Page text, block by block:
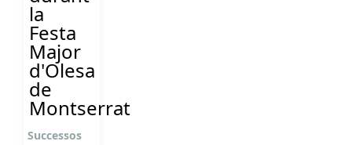
la
Festa
Major
d'Olesa
de
Montserrat
Successos